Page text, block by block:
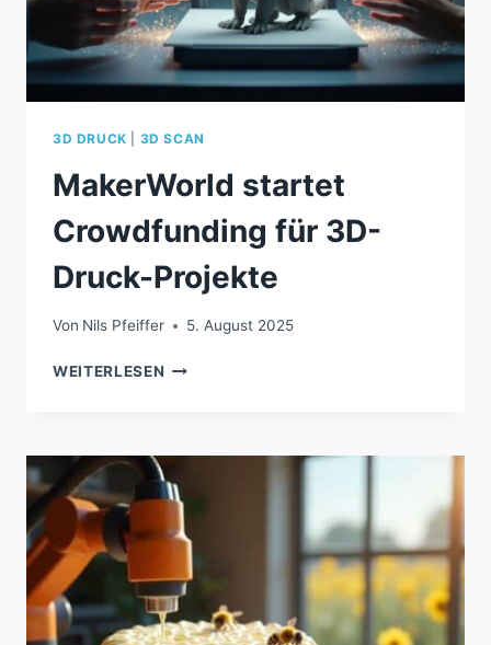
3D DRUCK 3D SCAN
MakerWorld startet
Crowdfunding für 3D-
Druck-Projekte
Von Nils Pfeiffer 5. August 2025
WEITERLESEN MAKERWORLD
3D-
DRUCK-
PROJEKTE